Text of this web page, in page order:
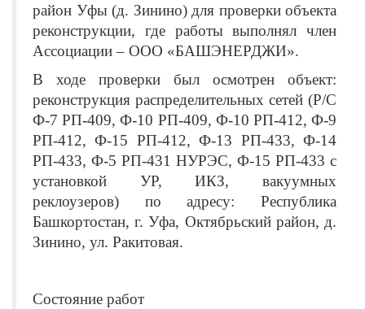
район Уфы (д. Зинино) для проверки объекта
реконструкции, где работы выполнял член
Ассоциации ‒ ООО «БАШЭНЕРДЖИ».
В ходе проверки был осмотрен объект:
реконструкция распределительных сетей (Р/С
Ф-7 РП-409, Ф-10 РП-409, Ф-10 РП-412, Ф-9
РП-412, Ф-15 РП-412, Ф-13 РП-433, Ф-14
РП-433, Ф-5 РП-431 НУРЭС, Ф-15 РП-433 с
установкой УР, ИКЗ, вакуумных
реклоузеров) по адресу: Республика
Башкортостан, г. Уфа, Октябрьский район, д.
Зинино, ул. Ракитовая.
Состояние работ